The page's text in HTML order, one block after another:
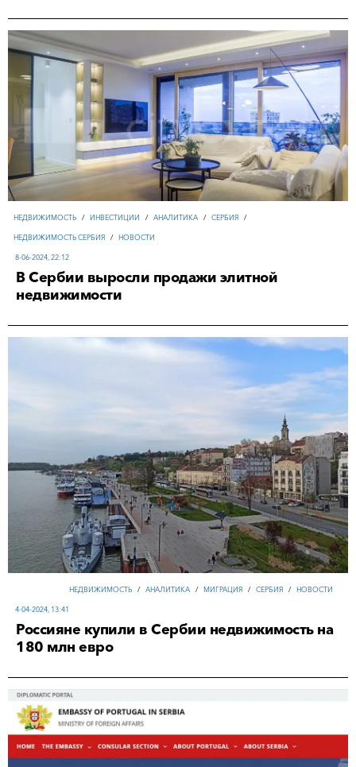
НЕДВИЖИМОСТЬ / ИНВЕСТИЦИИ / АНАЛИТИКА / СЕРБИЯ /
НЕДВИЖИМОСТЬ СЕРБИЯ / НОВОСТИ
8-06-2024, 22:12
В Сербии выросли продажи элитной
недвижимости
НЕДВИЖИМОСТЬ / АНАЛИТИКА / МИГРАЦИЯ / СЕРБИЯ / НОВОСТИ
4-04-2024, 13:41
Россияне купили в Сербии недвижимость на
180 млн евро